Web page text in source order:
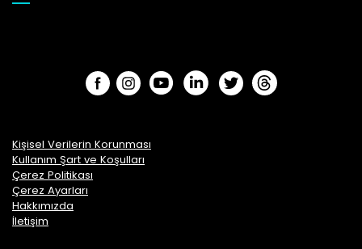
Kişisel Verilerin Korunması
Kullanım Şart ve Koşulları
Çerez Politikası
Çerez Ayarları
Hakkımızda
İletişim